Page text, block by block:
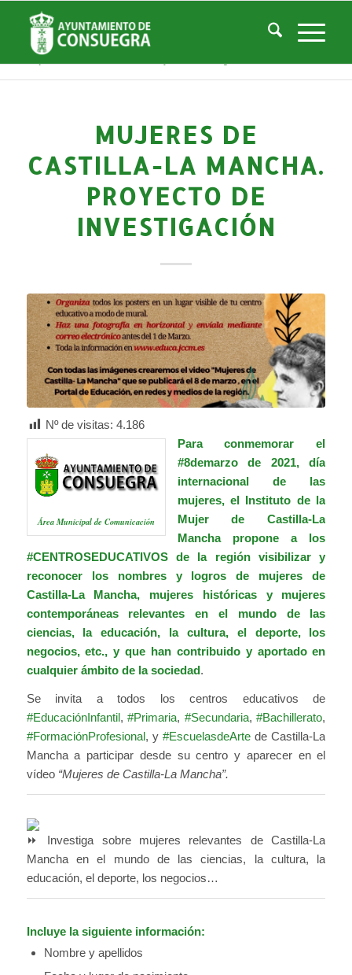
Noticias
Usted está aquí: Inicio / Noticias
Servicios Sociales
Centro de la Mujer / Actividades Centro Mujer
MUJERES DE
CASTILLA-LA MANCHA.
PROYECTO DE
INVESTIGACIÓN
Nº de visitas: 4.186
Área Municipal de Comunicación
Para conmemorar el
#8demarzode 2021, día
internacional de las
mujeres, el Instituto de la
Mujer de Castilla-La
Mancha propone a los
#CENTROSEDUCATIVOSde la región visibilizar y
reconocer los nombres y logros de mujeres de
Castilla-La Mancha, mujeres históricas y mujeres
contemporáneas relevantes en el mundo de las
ciencias, la educación, la cultura, el deporte, los
negocios, etc., y que han contribuido y aportado en
cualquier ámbito de la sociedad.
Se invita a todos los centros educativos de
#EducaciónInfantil,#Primaria, #Secundaria,#Bachillerato,
#FormaciónProfesional, y #EscuelasdeArte de Castilla-La
Mancha a participar desde su centro y aparecer en el
vídeo “Mujeres de Castilla-La Mancha”.
Investiga sobre mujeres relevantes de Castilla-La
Mancha en el mundo de las ciencias, la cultura, la
educación, el deporte, los negocios…
Incluye la siguiente información:
Nombre y apellidos